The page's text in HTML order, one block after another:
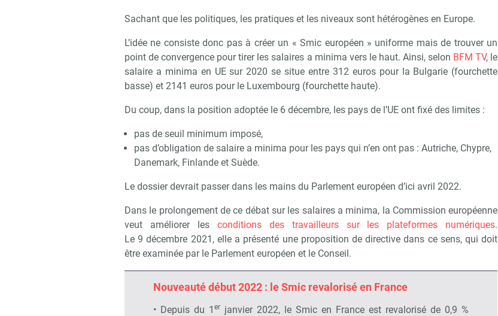
Sachant que les politiques, les pratiques et les niveaux sont hétérogènes en Europe.
L’idée ne consiste donc pas à créer un « Smic européen » uniforme mais de trouver un
point de convergence pour tirer les salaires a minima vers le haut. Ainsi, selon BFM TV, le
salaire a minima en UE sur 2020 se situe entre 312 euros pour la Bulgarie (fourchette
basse) et 2141 euros pour le Luxembourg (fourchette haute).
Du coup, dans la position adoptée le 6 décembre, les pays de l’UE ont fixé des limites :
pas de seuil minimum imposé,
pas d’obligation de salaire a minima pour les pays qui n’en ont pas : Autriche, Chypre,
Danemark, Finlande et Suède.
Le dossier devrait passer dans les mains du Parlement européen d’ici avril 2022.
Dans le prolongement de ce débat sur les salaires a minima, la Commission européenne
veut améliorer lesconditions des travailleurs sur les plateformes numériques.
Le 9 décembre 2021, elle a présenté une proposition de directive dans ce sens, qui doit
être examinée par le Parlement européen et le Conseil.
Nouveauté début 2022 : le Smic revalorisé en France
• Depuis du 1er janvier 2022, le Smic en France est revalorisé de 0,9 %